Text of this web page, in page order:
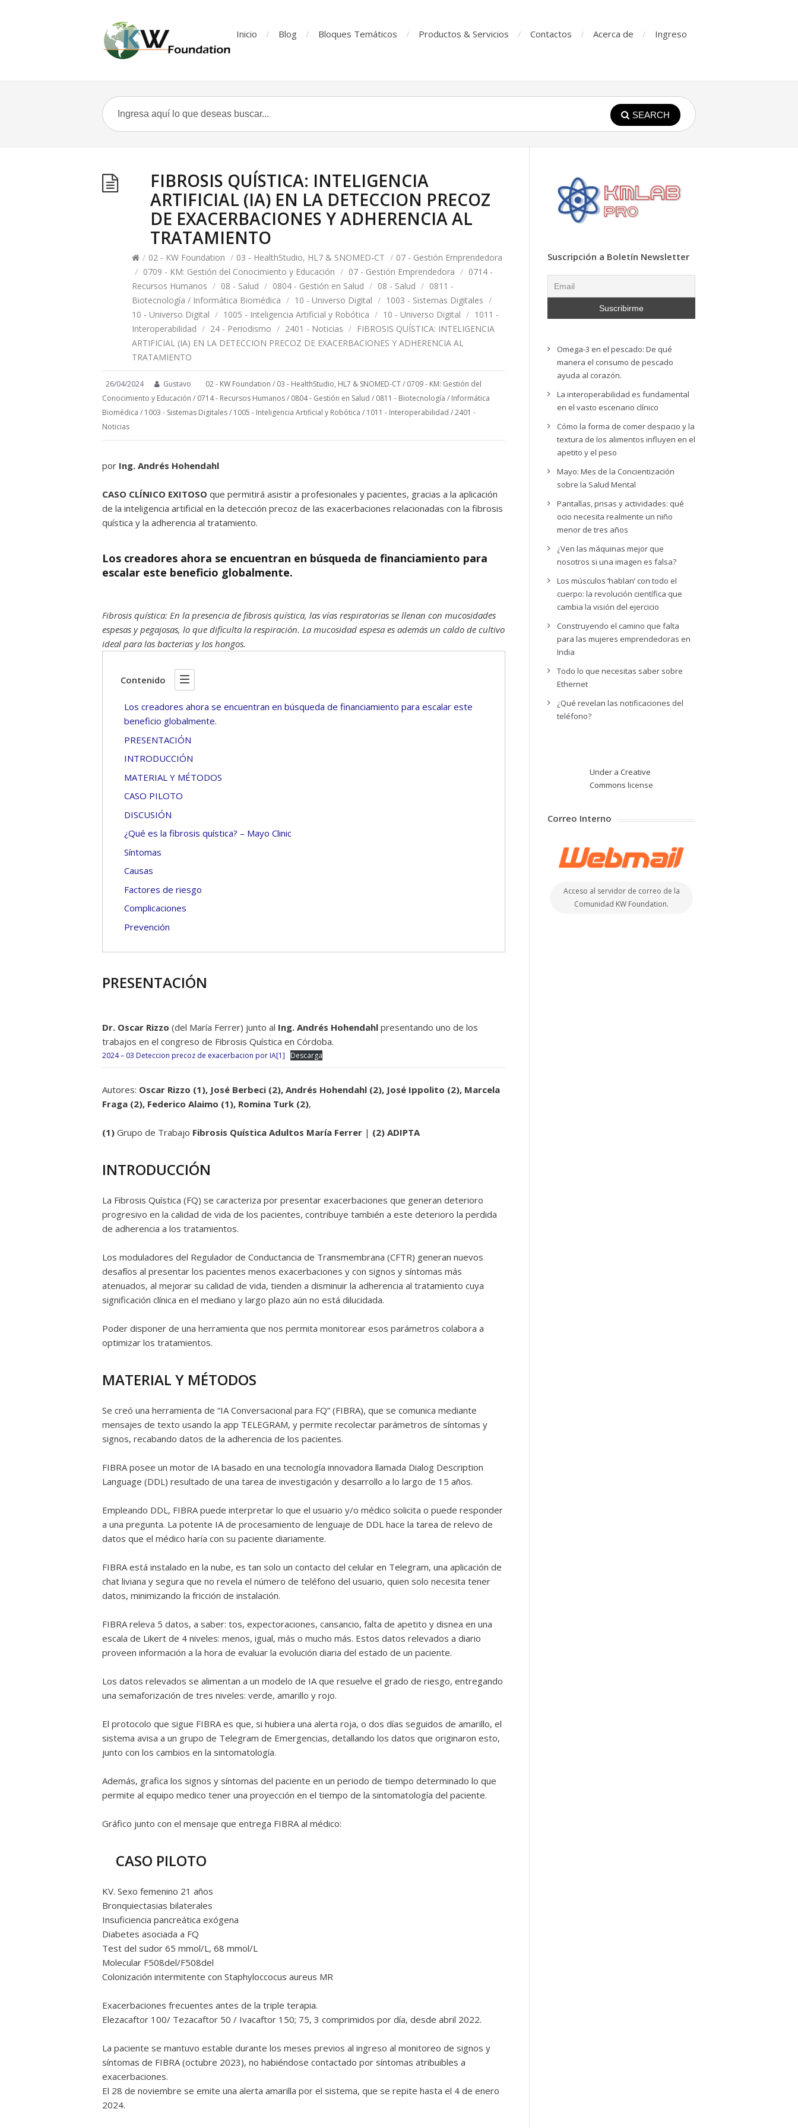
Inicio Blog Bloques Temáticos Productos & Servicios Contactos Acerca de Ingreso
SEARCH
FIBROSIS QUÍSTICA: INTELIGENCIA
ARTIFICIAL (IA) EN LA DETECCION PRECOZ
DE EXACERBACIONES Y ADHERENCIA AL
TRATAMIENTO
/ 02 - KW Foundation / 03 - HealthStudio, HL7 & SNOMED-CT / 07 - Gestión Emprendedora
/ 0709 - KM: Gestión del Conocimiento y Educación / 07 - Gestión Emprendedora / 0714 -
Recursos Humanos / 08 - Salud / 0804 - Gestión en Salud / 08 - Salud / 0811 -
Biotecnología / Informática Biomédica / 10 - Universo Digital / 1003 - Sistemas Digitales /
10 - Universo Digital / 1005 - Inteligencia Artificial y Robótica / 10 - Universo Digital / 1011 -
Interoperabilidad / 24 - Periodismo / 2401 - Noticias / FIBROSIS QUÍSTICA: INTELIGENCIA
ARTIFICIAL (IA) EN LA DETECCION PRECOZ DE EXACERBACIONES Y ADHERENCIA AL
TRATAMIENTO
26/04/2024 Gustavo 02 - KW Foundation / 03 - HealthStudio, HL7 & SNOMED-CT/ 0709 - KM: Gestión del
Conocimiento y Educación / 0714 - Recursos Humanos/ 0804 - Gestión en Salud / 0811 - Biotecnología / Informática
Biomédica / 1003 - Sistemas Digitales/ 1005 - Inteligencia Artificial y Robótica / 1011 - Interoperabilidad /2401 -
Noticias
por Ing. Andrés Hohendahl
CASO CLÍNICO EXITOSO que permitirá asistir a profesionales y pacientes, gracias a la aplicación
de la inteligencia artificial en la detección precoz de las exacerbaciones relacionadas con la fibrosis
quística y la adherencia al tratamiento.
Los creadores ahora se encuentran en búsqueda de financiamiento para
escalar este beneficio globalmente.
Fibrosis quística: En la presencia de fibrosis quística, las vías respiratorias se llenan con mucosidades
espesas y pegajosas, lo que dificulta la respiración. La mucosidad espesa es además un caldo de cultivo
ideal para las bacterias y los hongos.
Contenido
Los creadores ahora se encuentran en búsqueda de financiamiento para escalar este
beneficio globalmente.
PRESENTACIÓN
INTRODUCCIÓN
MATERIAL Y MÉTODOS
CASO PILOTO
DISCUSIÓN
¿Qué es la fibrosis quística? – Mayo Clinic
Síntomas
Causas
Factores de riesgo
Complicaciones
Prevención
PRESENTACIÓN
Dr. Oscar Rizzo (del María Ferrer) junto al Ing. Andrés Hohendahl presentando uno de los
trabajos en el congreso de Fibrosis Quística en Córdoba.
2024 – 03 Deteccion precoz de exacerbacion por IA[1] Descarga
Autores: Oscar Rizzo (1), José Berbeci (2), Andrés Hohendahl (2), José Ippolito (2), Marcela
Fraga (2), Federico Alaimo (1), Romina Turk (2),
(1) Grupo de Trabajo Fibrosis Quística Adultos María Ferrer | (2) ADIPTA
INTRODUCCIÓN
La Fibrosis Quística (FQ) se caracteriza por presentar exacerbaciones que generan deterioro
progresivo en la calidad de vida de los pacientes, contribuye también a este deterioro la perdida
de adherencia a los tratamientos.
Los moduladores del Regulador de Conductancia de Transmembrana (CFTR) generan nuevos
desafíos al presentar los pacientes menos exacerbaciones y con signos y síntomas más
atenuados, al mejorar su calidad de vida, tienden a disminuir la adherencia al tratamiento cuya
significación clínica en el mediano y largo plazo aún no está dilucidada.
Poder disponer de una herramienta que nos permita monitorear esos parámetros colabora a
optimizar los tratamientos.
MATERIAL Y MÉTODOS
Se creó una herramienta de “IA Conversacional para FQ” (FIBRA), que se comunica mediante
mensajes de texto usando la app TELEGRAM, y permite recolectar parámetros de síntomas y
signos, recabando datos de la adherencia de los pacientes.
FIBRA posee un motor de IA basado en una tecnología innovadora llamada Dialog Description
Language (DDL) resultado de una tarea de investigación y desarrollo a lo largo de 15 años.
Empleando DDL, FIBRA puede interpretar lo que el usuario y/o médico solicita o puede responder
a una pregunta. La potente IA de procesamiento de lenguaje de DDL hace la tarea de relevo de
datos que el médico haría con su paciente diariamente.
FIBRA está instalado en la nube, es tan solo un contacto del celular en Telegram, una aplicación de
chat liviana y segura que no revela el número de teléfono del usuario, quien solo necesita tener
datos, minimizando la fricción de instalación.
FIBRA releva 5 datos, a saber: tos, expectoraciones, cansancio, falta de apetito y disnea en una
escala de Likert de 4 niveles: menos, igual, más o mucho más. Estos datos relevados a diario
proveen información a la hora de evaluar la evolución diaria del estado de un paciente.
Los datos relevados se alimentan a un modelo de IA que resuelve el grado de riesgo, entregando
una semaforización de tres niveles: verde, amarillo y rojo.
El protocolo que sigue FIBRA es que, si hubiera una alerta roja, o dos días seguidos de amarillo, el
sistema avisa a un grupo de Telegram de Emergencias, detallando los datos que originaron esto,
junto con los cambios en la sintomatología.
Además, grafica los signos y síntomas del paciente en un periodo de tiempo determinado lo que
permite al equipo medico tener una proyección en el tiempo de la sintomatología del paciente.
Gráfico junto con el mensaje que entrega FIBRA al médico:
CASO PILOTO
KV. Sexo femenino 21 años
Bronquiectasias bilaterales
Insuficiencia pancreática exógena
Diabetes asociada a FQ
Test del sudor 65 mmol/L, 68 mmol/L
Molecular F508del/F508del
Colonización intermitente con Staphyloccocus aureus MR
Exacerbaciones frecuentes antes de la triple terapia.
Elezacaftor 100/ Tezacaftor 50 / Ivacaftor 150; 75, 3 comprimidos por día, desde abril 2022.
La paciente se mantuvo estable durante los meses previos al ingreso al monitoreo de signos y
síntomas de FIBRA (octubre 2023), no habiéndose contactado por síntomas atribuibles a
exacerbaciones.
El 28 de noviembre se emite una alerta amarilla por el sistema, que se repite hasta el 4 de enero
2024.
Suscripción a Boletín Newsletter
Omega-3 en el pescado: De qué
manera el consumo de pescado
ayuda al corazón.
La interoperabilidad es fundamental
en el vasto escenario clínico
Cómo la forma de comer despacio y la
textura de los alimentos influyen en el
apetito y el peso
Mayo: Mes de la Concientización
sobre la Salud Mental
Pantallas, prisas y actividades: qué
ocio necesita realmente un niño
menor de tres años
¿Ven las máquinas mejor que
nosotros si una imagen es falsa?
Los músculos ‘hablan’ con todo el
cuerpo: la revolución científica que
cambia la visión del ejercicio
Construyendo el camino que falta
para las mujeres emprendedoras en
India
Todo lo que necesitas saber sobre
Ethernet
¿Qué revelan las notificaciones del
teléfono?
Under a Creative
Commons license
Correo Interno
Acceso al servidor de correo de la
Comunidad KW Foundation.